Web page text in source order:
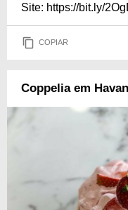
Site: https://bit.ly/
COPIAR
Coppelia em